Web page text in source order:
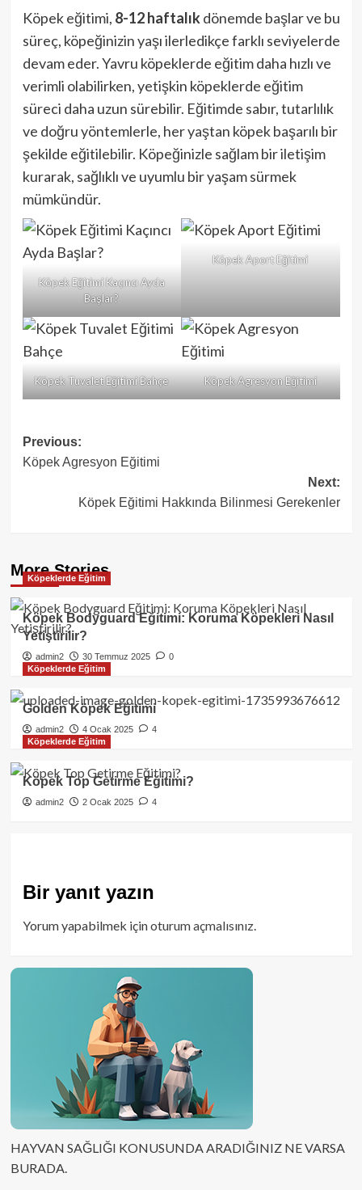
Köpek eğitimi, 8-12 haftalıkdönemde başlar ve bu
süreç, köpeğinizin yaşı ilerledikçe farklı seviyelerde
devam eder. Yavru köpeklerde eğitim daha hızlı ve
verimli olabilirken, yetişkin köpeklerde eğitim
süreci daha uzun sürebilir. Eğitimde sabır, tutarlılık
ve doğru yöntemlerle, her yaştan köpek başarılı bir
şekilde eğitilebilir. Köpeğinizle sağlam bir iletişim
kurarak, sağlıklı ve uyumlu bir yaşam sürmek
mümkündür.
Köpek Eğitimi Kaçıncı Ayda
Başlar?
Köpek Aport Eğitimi
Köpek Tuvalet Eğitimi Bahçe Köpek Agresyon Eğitimi
Post
navigation
Previous:
Köpek Agresyon Eğitimi
Next:
Köpek Eğitimi Hakkında Bilinmesi Gerekenler
More Stories
Köpeklerde Eğitim
Köpek Bodyguard Eğitimi: Koruma Köpekleri Nasıl
Yetiştirilir?
admin2 30 Temmuz 2025
0
Köpeklerde Eğitim
Golden Köpek Eğitimi
admin2 4 Ocak 2025
4
Köpeklerde Eğitim
Köpek Top Getirme Eğitimi?
admin2 2 Ocak 2025 4
Bir yanıt yazın
Yorum yapabilmek içinoturum açmalısınız.
HAYVAN SAĞLIĞI KONUSUNDA ARADIĞINIZ NE VARSA
BURADA.